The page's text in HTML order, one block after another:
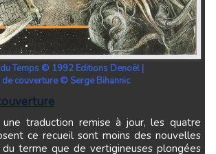
Temps © 1992 Editions Denoël |
couverture © Serge Bihannic
ce recueil sont moins des nouvelles
du terme que de vertigineuses plongées